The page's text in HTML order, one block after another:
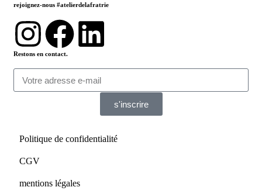
rejoignez-nous #atelierdelafratrie
Restons en contact.
s'inscrire
Politique de confidentialité
CGV
mentions légales